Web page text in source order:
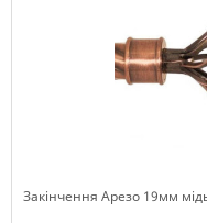
Закінчення Арезо 19мм